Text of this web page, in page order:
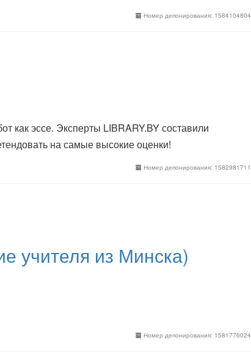
Номер депонирования: 1584104804
как эссе. Эксперты LIBRARY.BY составили
на самые высокие оценки!
Номер депонирования: 1582981711
учителя из Минска)
Номер депонирования: 1581776024